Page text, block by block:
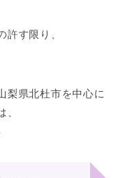
許す限り、
梨県北杜市を中心に
、